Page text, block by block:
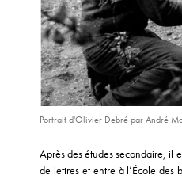
(DR)
Portrait d'Olivier Debré par André
Après des études secondaire, il
de lettres et entre à l’École des